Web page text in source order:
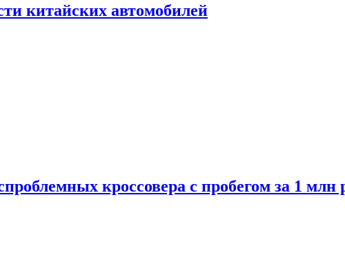
китайских автомобилей
кроссовера с пробегом за 1 млн